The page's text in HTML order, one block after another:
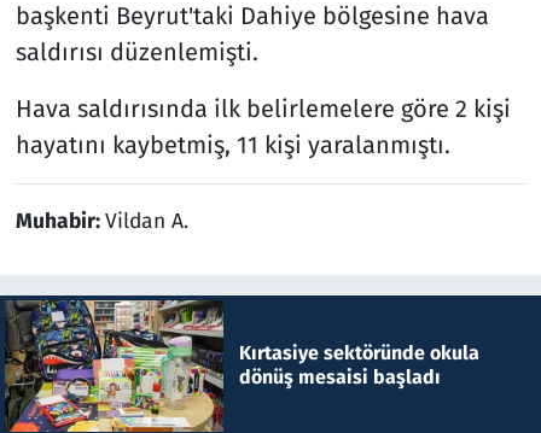
başkenti Beyrut'taki Dahiye bölgesine hava
saldırısı düzenlemişti.
Hava saldırısında ilk belirlemelere göre 2 kişi
hayatını kaybetmiş, 11 kişi yaralanmıştı.
Muhabir:Vildan A.
Kırtasiye sektöründe okula
dönüş mesaisi başladı